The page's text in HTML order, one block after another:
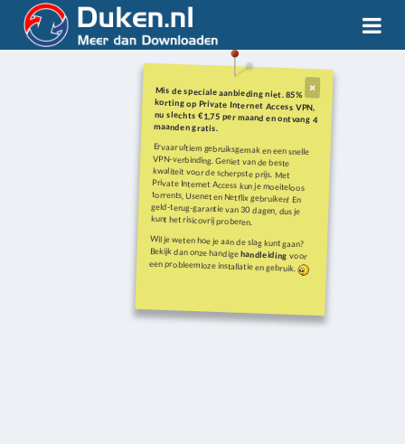
Mis de speciale aanbieding niet. 85%
korting op Private Internet Access VPN,
nu slechts €1,75 per maand en ontvang 4
maanden gratis.
Ervaar ultiem gebruiksgemak en een snelle
VPN-verbinding. Geniet van de beste
kwaliteit voor de scherpste prijs. Met
Private Internet Access kun je moeiteloos
torrents, Usenet en Netflix gebruiken! En
geld-terug-garantie van 30 dagen, dus je
kunt het risicovrij proberen.
Wil je weten hoe je aan de slag kunt gaan?
Bekijk dan onze handigehandleiding voor
een probleemloze installatie en gebruik.